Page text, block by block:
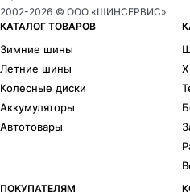
Goodyear
Armstrong
Compasal
Headway
Кама
Marshal
Sunfull
2002-2026 © ООО «ШИНСЕРВИС»
КАТАЛОГ ТОВАРОВ
Зимние шины
Летние шины
Колесные диски
Аккумуляторы
Автотовары
ПОКУПАТЕЛЯМ